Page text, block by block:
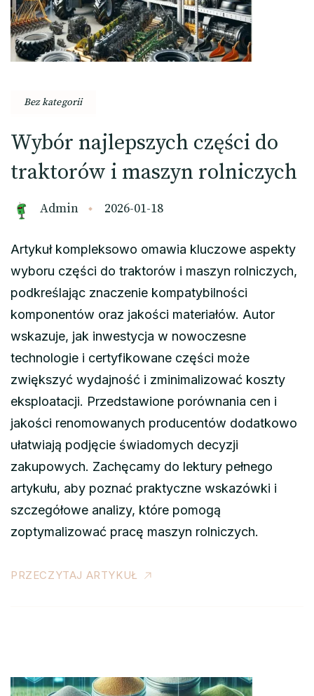
Bez kategorii
Wybór najlepszych części do
traktorów i maszyn rolniczych
Admin 2026-01-18
Artykuł kompleksowo omawia kluczowe aspekty
wyboru części do traktorów i maszyn rolniczych,
podkreślając znaczenie kompatybilności
komponentów oraz jakości materiałów. Autor
wskazuje, jak inwestycja w nowoczesne
technologie i certyfikowane części może
zwiększyć wydajność i zminimalizować koszty
eksploatacji. Przedstawione porównania cen i
jakości renomowanych producentów dodatkowo
ułatwiają podjęcie świadomych decyzji
zakupowych. Zachęcamy do lektury pełnego
artykułu, aby poznać praktyczne wskazówki i
szczegółowe analizy, które pomogą
zoptymalizować pracę maszyn rolniczych.
PRZECZYTAJ ARTYKUŁ